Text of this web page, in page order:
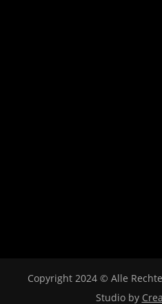
Copyright 2024 © Alle
Studio by